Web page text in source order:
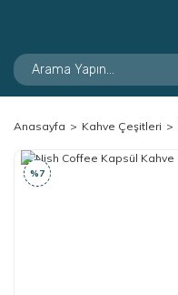
Anasayfa Kahve Çeşitleri
%7